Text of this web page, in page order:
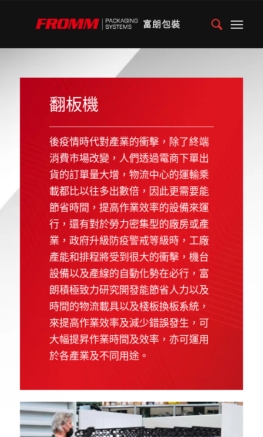
翻板機
後疫情時代對產業的衝擊，除了終端
消費市場改變，人們透過電商下單出
貨的訂單量大增，物流中心的運輸乘
載都比以往多出數倍，因此更需要能
節省時間，提高作業效率的設備來運
行，還有對於勞力密集型的廠房或產
業，政府升級防疫警戒等級時，工廠
產能和排程將受到很大的衝擊，機台
設備以及產線的自動化勢在必行，富
朗積極致力研究開發能節省人力以及
時間的物流載具以及棧板換板系統，
來提高作業效率及減少錯誤發生，可
大幅提昇作業時間及效率，亦可運用
於各產業及不同用途。